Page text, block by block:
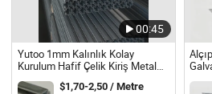
00:45
Yutoo 1mm Kalınlık Kolay
Kurulum Hafif Çelik Kiriş Metal
Dikme Duvar için
$1,70-2,50 / Metre